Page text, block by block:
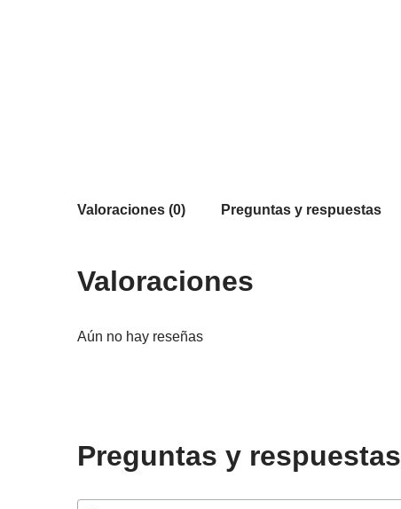
Valoraciones (0) Preguntas y respuestas
Valoraciones
Aún no hay reseñas
Preguntas y respuestas